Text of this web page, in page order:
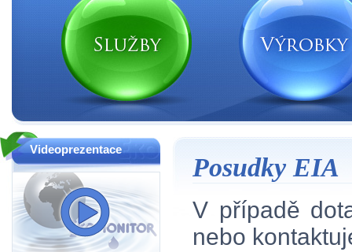
Posudky EIA
V případě
nebo
Videoprezentace